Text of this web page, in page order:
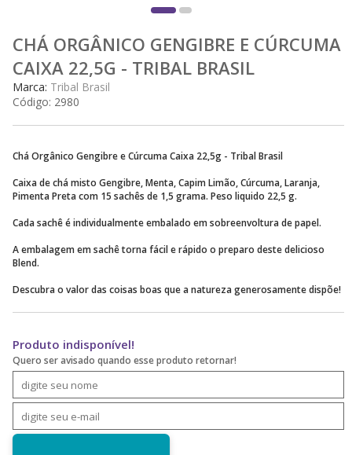
CHÁ ORGÂNICO GENGIBRE E CÚRCUMA
CAIXA 22,5G - TRIBAL BRASIL
Marca: Tribal Brasil
Código: 2980
​​Chá Orgânico Gengibre e Cúrcuma Caixa 22,5g - Tribal Brasil
Caixa de chá misto Gengibre, Menta, Capim Limão, Cúrcuma, Laranja,
Pimenta Preta com 15 sachês de 1,5 grama. Peso liquido 22,5 g.
Cada sachê é individualmente embalado em sobreenvoltura de papel.
A embalagem em sachê torna fácil e rápido o preparo deste delicioso
Blend.
Descubra o valor das coisas boas que a natureza generosamente dispõe!
Produto indisponível!
Quero ser avisado quando esse produto retornar!